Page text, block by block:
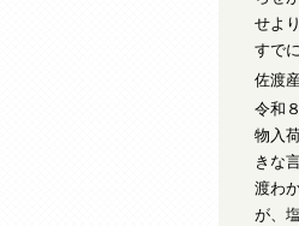
せよ
すで
佐渡
令和
物入
きな
渡わ
が、